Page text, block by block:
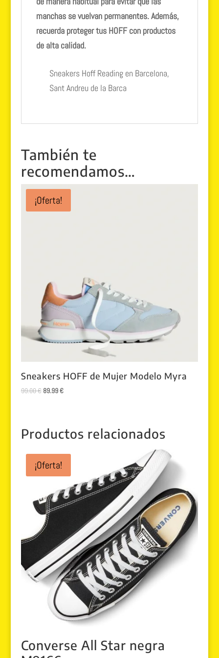
manchas se vuelvan permanentes. Además,
recuerda proteger tus HOFF con productos
de alta calidad.
Sneakers Hoff Reading en Barcelona,
Sant Andreu de la Barca
También te
recomendamos…
¡Oferta!
Sneakers HOFF de Mujer Modelo Myra
99.00€ El
99.00 €.
89.99€El
89.99 €.
Productos relacionados
¡Oferta!
Converse All Star negra